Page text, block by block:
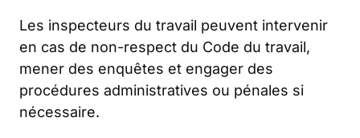
Les inspecteurs du travail peuvent intervenir
en cas de non-respect du Code du travail,
mener des enquêtes et engager des
procédures administratives ou pénales si
nécessaire.